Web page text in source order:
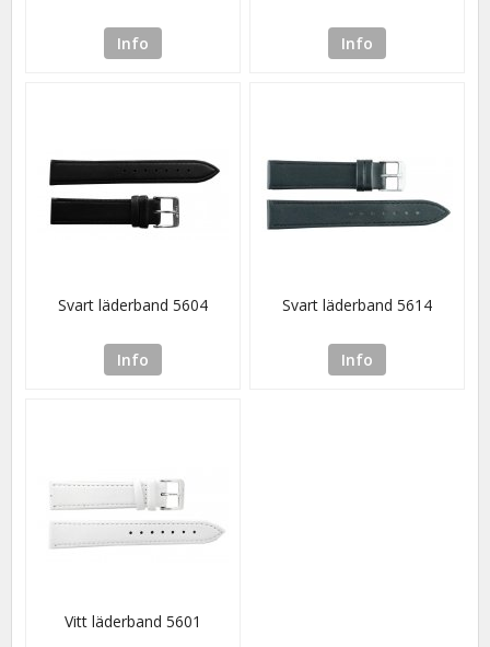
Info Info
Svart läderband 5604
Info
Svart läderband 5614
Info
Vitt läderband 5601